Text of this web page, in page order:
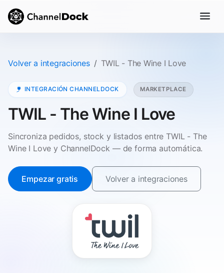
Volver a integraciones TWIL - The Wine I Love
INTEGRACIÓN CHANNELDOCK MARKETPLACE
TWIL - The Wine I Love
Sincroniza pedidos, stock y listados entre TWIL - The
Wine I Love y ChannelDock — de forma automática.
Empezar gratis Volver a integraciones